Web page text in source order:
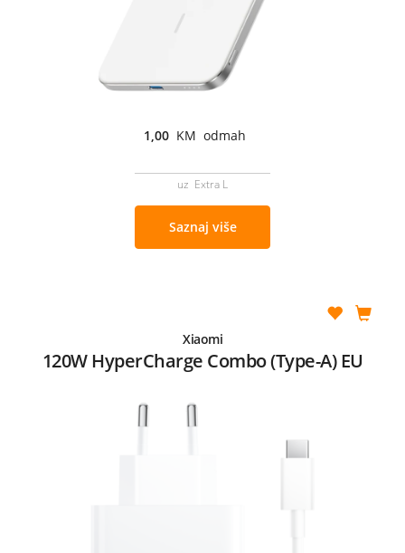
1,00 KM odmah
uz Extra L
Saznaj više
Xiaomi
120W HyperCharge Combo (Type-A) EU